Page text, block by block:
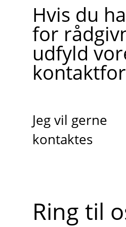
Hvis du
for
udfyld
Jeg vil gerne
kontaktes
Ring til